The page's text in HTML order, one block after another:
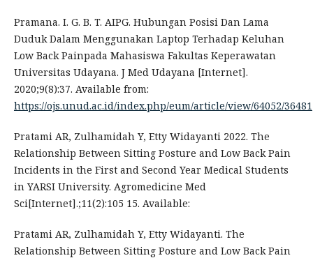
Pramana. I. G. B. T. AIPG. Hubungan Posisi Dan Lama
Duduk Dalam Menggunakan Laptop Terhadap Keluhan
Low Back Painpada Mahasiswa Fakultas Keperawatan
Universitas Udayana. J Med Udayana [Internet].
2020;9(8):37. Available from:
https://ojs.unud.ac.id/index.php/eum/article/view/64052/36481
Pratami AR, Zulhamidah Y, Etty Widayanti 2022. The
Relationship Between Sitting Posture and Low Back Pain
Incidents in the First and Second Year Medical Students
in YARSI University. Agromedicine Med
Sci[Internet].;11(2):105 15. Available:
Pratami AR, Zulhamidah Y, Etty Widayanti. The
Relationship Between Sitting Posture and Low Back Pain